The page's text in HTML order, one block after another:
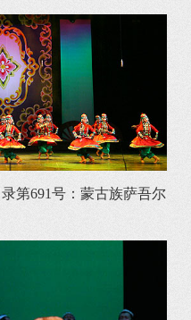
第691号：蒙古族萨吾尔